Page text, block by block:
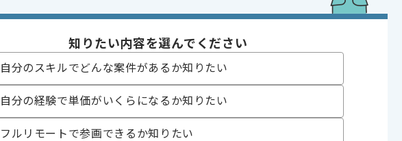
ト
15日
しい概念を創造し続けている企業でございます。
願いをしております。
知りたい内容を選んでください
自分のスキルでどんな案件があるか知りたい
自分の経験で単価がいくらになるか知りたい
フルリモートで参画できるか知りたい